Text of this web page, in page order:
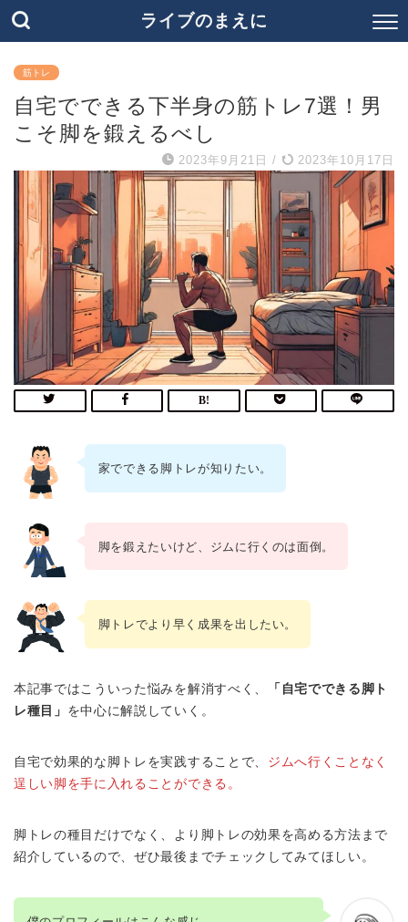
ライブのまえに
筋トレ
自宅でできる下半身の筋トレ7選！男
こそ脚を鍛えるべし
2023年9月21日 / 2023年10月17日
家でできる脚トレが知りたい。
脚を鍛えたいけど、ジムに行くのは面倒。
脚トレでより早く成果を出したい。
本記事ではこういった悩みを解消すべく、
「自宅でできる脚ト
レ種目」 を中心に解説していく。
自宅で効果的な脚トレを実践することで、 ジムへ行くことなく
逞しい脚を手に入れることができる。
脚トレの種目だけでなく、より脚トレの効果を高める方法まで
紹介しているので、ぜひ最後までチェックしてみてほしい。